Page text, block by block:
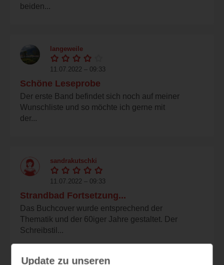
beiden...
langeweile
11.07.2022 – 09:33
Schöne Leseprobe
Der erste Band befindet sich noch auf meiner
Wunschliste und so möchte ich gerne mit
der...
sandrakutschki
11.07.2022 – 09:33
Strandbad Fortsetzung...
Das Buchcover wurde entsprechend der
Thematik und der 60iger Jahre gestaltet. Der
Schreibstil...
Update zu unseren